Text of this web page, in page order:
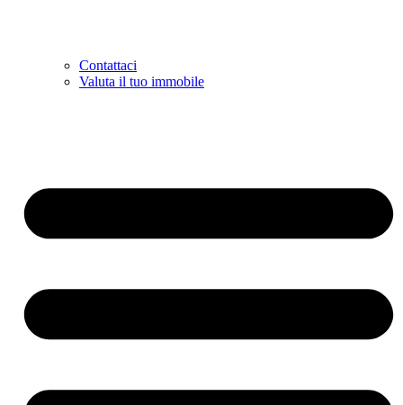
Contattaci
Valuta il tuo immobile